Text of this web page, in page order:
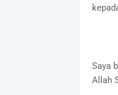
Saya
Allah